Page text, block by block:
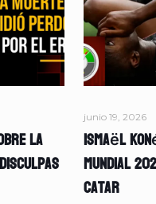
la
junio 19, 2026
Ismaël
Mundial
Catar